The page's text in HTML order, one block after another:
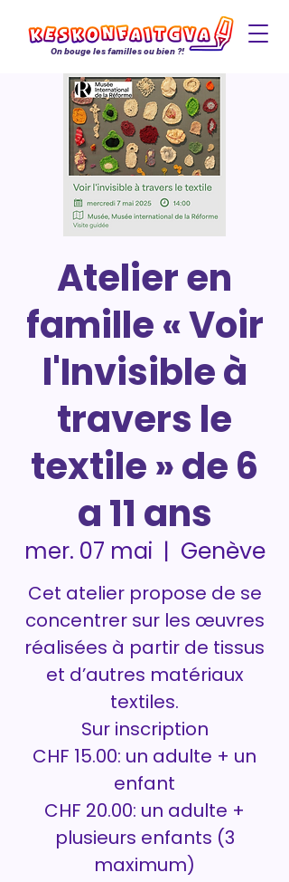
On bouge les familles ou bien ?!
Atelier en
famille « Voir
l'Invisible à
travers le
textile » de 6
a 11 ans
mer. 07 mai
  |
Genève
Cet atelier propose de se
concentrer sur les œuvres
réalisées à partir de tissus
et d’autres matériaux
textiles.
Sur inscription
CHF 15.00: un adulte + un
enfant
CHF 20.00: un adulte +
plusieurs enfants (3
maximum)